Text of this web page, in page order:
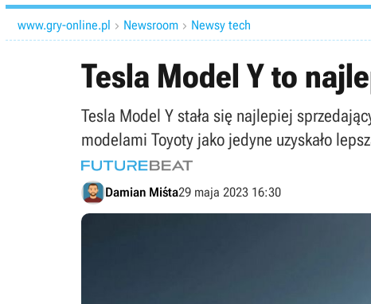
www.gry-online.pl  Newsroom  Newsy tech
Tesla Model Y to
Tesla Model Y stała się najlepiej
modelami Toyoty jako jedyne uzyskało
Damian Miśta29 maja 2023 16:30